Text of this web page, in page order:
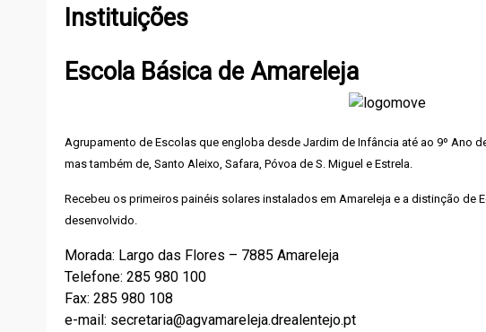
Instituições
Escola Básica de Amareleja
Agrupamento de Escolas que engloba desde Jardim de Infância até ao 9º Ano
mas também de, Santo Aleixo, Safara, Póvoa de S. Miguel e Estrela.
Recebeu os primeiros painéis solares instalados em Amareleja e a distinção de
desenvolvido.
Morada: Largo das Flores – 7885 Amareleja
Telefone: 285 980 100
Fax: 285 980 108
e-mail: secretaria@agvamareleja.drealentejo.pt